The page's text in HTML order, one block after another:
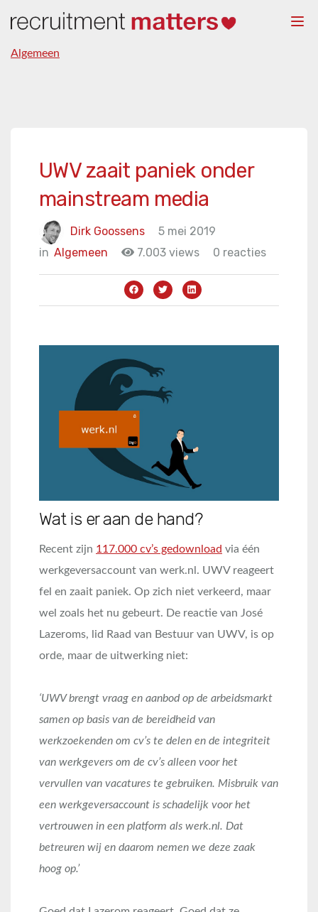
Algemeen
UWV zaait paniek onder
mainstream media
Dirk Goossens
5 mei 2019
in Algemeen 7.003 views 0 reacties
Wat is er aan de hand?
Recent zijn 117.000 cv’s gedownload via één
werkgeversaccount van werk.nl. UWV reageert
fel en zaait paniek. Op zich niet verkeerd, maar
wel zoals het nu gebeurt. De reactie van José
Lazeroms, lid Raad van Bestuur van UWV, is op
orde, maar de uitwerking niet:
‘UWV brengt vraag en aanbod op de arbeidsmarkt
samen op basis van de bereidheid van
werkzoekenden om cv’s te delen en de integriteit
van werkgevers om de cv’s alleen voor het
vervullen van vacatures te gebruiken. Misbruik van
een werkgeversaccount is schadelijk voor het
vertrouwen in een platform als werk.nl. Dat
betreuren wij en daarom nemen we deze zaak
hoog op.’